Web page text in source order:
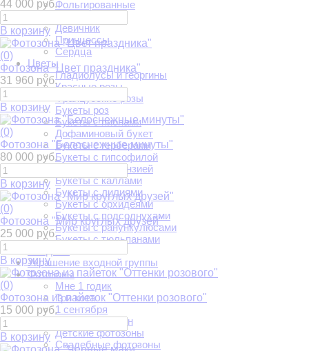
Фольгированные
Девичник
Принцессы
Сердца
Цветы
Гладиолусы и георгины
Красные розы
Французские розы
Букеты роз
Букеты с пионами
Дофаминовый букет
Букеты с герберами
Букеты с гипсофилой
Букеты с гортензией
Букеты с каллами
Букеты с лилиями
Букеты с орхидеями
Букеты с подсолнухами
Букеты с ранункулюсами
Букеты с тюльпанами
Украшение входной группы
Фотозоны
Мне 1 годик
Три кота
1 сентября
Аренда фотозон
Детские фотозоны
Свадебные фотозоны
44 000 руб.
В корзину
(0)
Фотозона "Цвет праздника"
31 960 руб.
В корзину
(0)
Фотозона "Белоснежные минуты"
80 000 руб.
В корзину
(0)
Фотозона "Мир круглых друзей"
25 000 руб.
В корзину
(0)
Фотозона из пайеток "Оттенки розового"
15 000 руб.
В корзину